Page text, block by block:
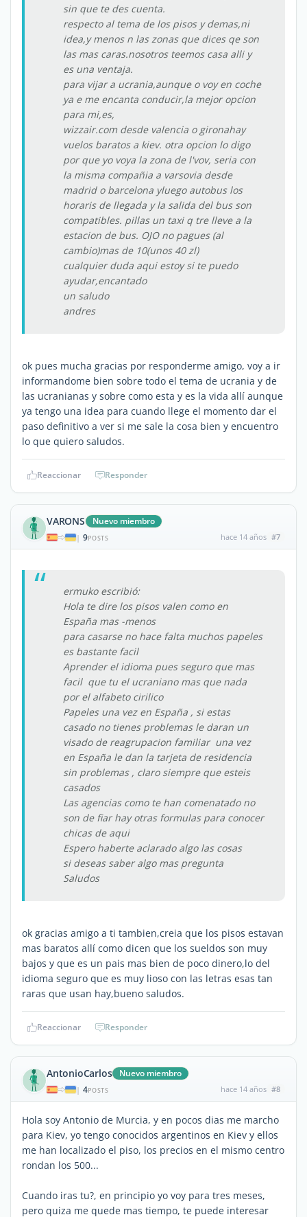
sin que te des cuenta.
respecto al tema de los pisos y demas,ni
idea,y menos n las zonas que dices qe son
las mas caras.nosotros teemos casa alli y
es una ventaja.
para vijar a ucrania,aunque o voy en coche
ya e me encanta conducir,la mejor opcion
para mi,es,
wizzair.com desde valencia o gironahay
vuelos baratos a kiev. otra opcion lo digo
por que yo voya la zona de l'vov, seria con
la misma compañia a varsovia desde
madrid o barcelona yluego autobus los
horaris de llegada y la salida del bus son
compatibles. pillas un taxi q tre lleve a la
estacion de bus. OJO no pagues (al
cambio)mas de 10(unos 40 zl)
cualquier duda aqui estoy si te puedo
ayudar,encantado
un saludo
andres
ok pues mucha gracias por responderme amigo, voy a ir
informandome bien sobre todo el tema de ucrania y de
las ucranianas y sobre como esta y es la vida allí aunque
ya tengo una idea para cuando llege el momento dar el
paso definitivo a ver si me sale la cosa bien y encuentro
lo que quiero saludos.
Reaccionar Responder
VARONS Nuevo miembro
| 9POSTS hace 14 años #7
ermuko escribió:
Hola te dire los pisos valen como en
España mas -menos
para casarse no hace falta muchos papeles
es bastante facil
Aprender el idioma pues seguro que mas
facil que tu el ucraniano mas que nada
por el alfabeto cirilico
Papeles una vez en España , si estas
casado no tienes problemas le daran un
visado de reagrupacion familiar una vez
en España le dan la tarjeta de residencia
sin problemas , claro siempre que esteis
casados
Las agencias como te han comenatado no
son de fiar hay otras formulas para conocer
chicas de aqui
Espero haberte aclarado algo las cosas
si deseas saber algo mas pregunta
Saludos
ok gracias amigo a ti tambien,creia que los pisos estavan
mas baratos allí como dicen que los sueldos son muy
bajos y que es un pais mas bien de poco dinero,lo del
idioma seguro que es muy lioso con las letras esas tan
raras que usan hay,bueno saludos.
Reaccionar Responder
AntonioCarlos Nuevo miembro
| 4POSTS hace 14 años #8
Hola soy Antonio de Murcia, y en pocos dias me marcho
para Kiev, yo tengo conocidos argentinos en Kiev y ellos
me han localizado el piso, los precios en el mismo centro
rondan los 500...
Cuando iras tu?, en principio yo voy para tres meses,
pero quiza me quede mas tiempo, te puede interesar